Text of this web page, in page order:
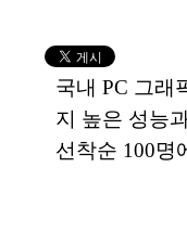
국내 PC 그래
지 높은 성능
선착순 100명